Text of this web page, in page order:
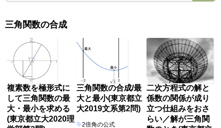
三角関数の合成
複素数を極形式に
して三角関数の最
大・最小を求める
(東京都立大2020理
三角関数の合成/最
大と最小(東京都立
大2019文系第2問)
2倍角の公式
二次方程式の解と
係数の関係が成り
立つ仕組みをおさ
らい／解が三角関